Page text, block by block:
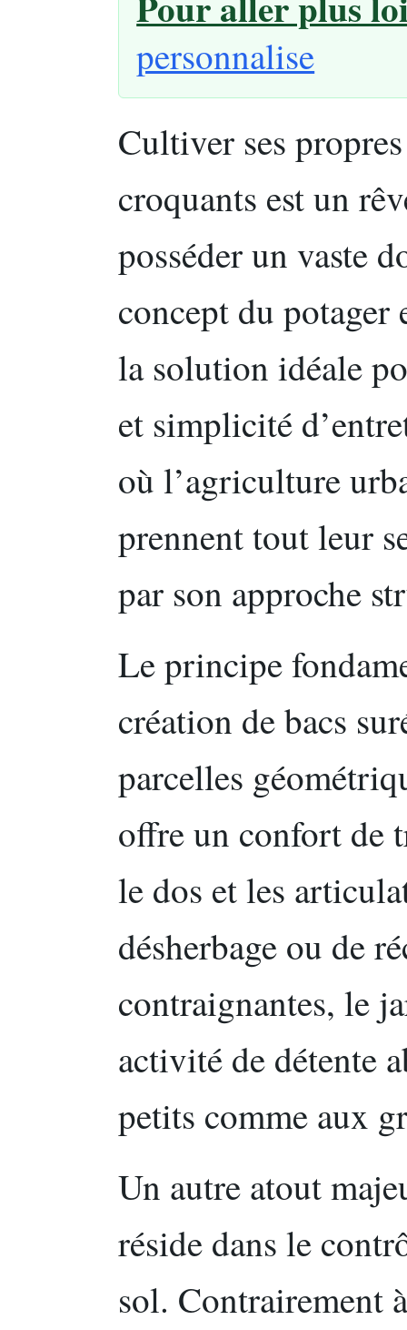
personnalise
Cultiver ses
croquants est un
posséder un vaste
concept du potager
la solution idéale
et simplicité
où l’agriculture
prennent tout leur
par son approche
Le principe
création de bacs
parcelles
offre un confort de
le dos et les
désherbage ou de
contraignantes, le
activité de détente
petits comme aux
Un autre atout
réside dans le
sol. Contrairement